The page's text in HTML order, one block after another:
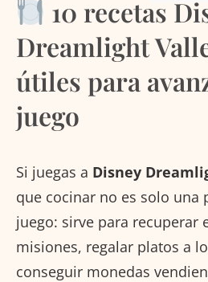
10 recetas
Dreamlight
útiles para
juego
Si juegas a Disney
que cocinar no es solo una
juego: sirve para recuperar
misiones, regalar platos a
conseguir monedas